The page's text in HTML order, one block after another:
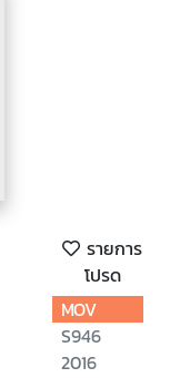
รายการ
โปรด
MOV
S946
2016